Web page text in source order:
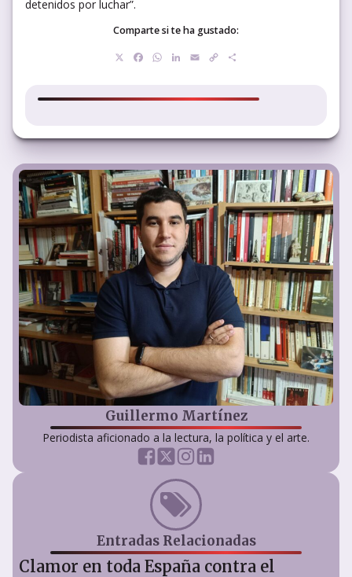
detenidos por luchar”.
Comparte si te ha gustado:
Facebook
WhatsApp
LinkedIn
EmailCopy
Guillermo Martínez
Periodista aficionado a la lectura, la política y el arte.
Entradas Relacionadas
Clamor en toda España contra el